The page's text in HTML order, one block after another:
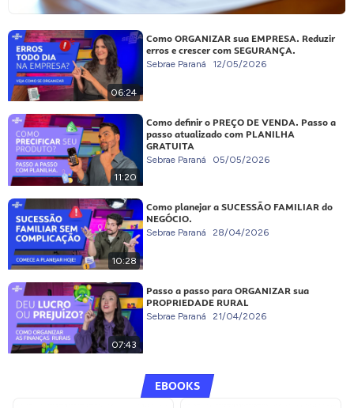
06:24
Como ORGANIZAR sua EMPRESA. Reduzir
erros e crescer com SEGURANÇA.
Sebrae Paraná 12/05/2026
11:20
Como definir o PREÇO DE VENDA. Passo a
passo atualizado com PLANILHA
GRATUITA
Sebrae Paraná 05/05/2026
10:28
Como planejar a SUCESSÃO FAMILIAR do
NEGÓCIO.
Sebrae Paraná 28/04/2026
07:43
Passo a passo para ORGANIZAR sua
PROPRIEDADE RURAL
Sebrae Paraná 21/04/2026
EBOOKS